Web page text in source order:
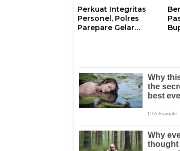
Perkuat Integritas
Personel, Polres
Parepare Gelar